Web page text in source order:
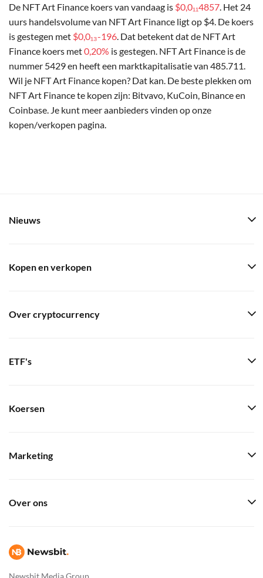
De NFT Art Finance koers van vandaag is $0,0₁₁4857. Het 24
uurs handelsvolume van NFT Art Finance ligt op $4. De koers
is gestegen met $0,0₁₃-196. Dat betekent dat de NFT Art
Finance koers met0,20% is gestegen. NFT Art Finance is de
nummer 5429 en heeft een marktkapitalisatie van 485.711.
Wil je NFT Art Finance kopen? Dat kan. De beste plekken om
NFT Art Finance te kopen zijn: Bitvavo, KuCoin, Binance en
Coinbase. Je kunt meer aanbieders vinden op onze
kopen/verkopen pagina.
Newsbit Media Group
Nieuws
Kopen en verkopen
Over cryptocurrency
ETF's
Koersen
Marketing
Over ons